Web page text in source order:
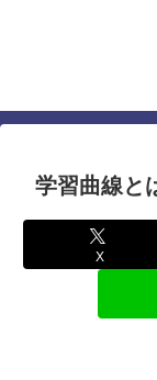
学習曲線と
X